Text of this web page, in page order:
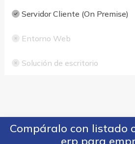
Servidor Cliente (On Premise)
Entorno Web
Solución de escritorio
Compáralo con listado
erp para